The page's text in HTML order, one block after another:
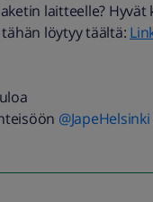
laitteelle? Hyvät
löytyy täältä:
@JapeHelsinki